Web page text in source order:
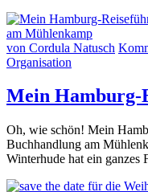
von Cordula Natusch
Organisation
Mein Hamburg-
Oh, wie schön! Mein
Buchhandlung am
Winterhude hat ein ganzes